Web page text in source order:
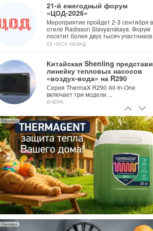
21-й ежегодный форум
«ЦОД-2026»
Мероприятие пройдет 2-3 сентября в
отеле Radisson Slavyanskaya. Форум
посетит более двух тысяч участников
23 ЧАСА НАЗАД
Китайская Shenling
линейку тепловых насосов
«воздух-вода» на R290
Серия ThermaX R290 All-In-One
включает три модели ...
ВЧЕРА
Тепловые насосы в связке с
солнечной генерацией и
накопителем снижают
потребление на 60%
Исследователи из Италии
ВЧЕРА
«РУСКЛИМАТ Fest 2026» в Уфе
собрал свыше 700 профи
климатической отрасли
Организатором выступил торгово-
производственный холдинг ...
3 АВГУСТА 2026
Реклама
Реклама